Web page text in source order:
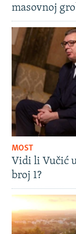
masovnoj
MOST
Vidi li Vučić
broj 1?